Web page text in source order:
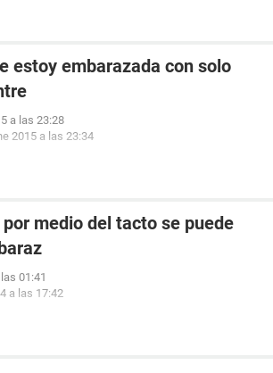
estoy embarazada con solo
a las 23:28
2015 a las 23:34
medio del tacto se puede
01:41
a las 17:42